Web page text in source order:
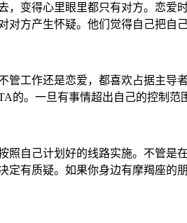
变得心里眼里都只有对方。恋
方产生怀疑。他们觉得自己把自
工作还是恋爱，都喜欢占据主
的。一旦有事情超出自己的控制范
自己计划好的线路实施。不管
有质疑。如果你身边有摩羯座的